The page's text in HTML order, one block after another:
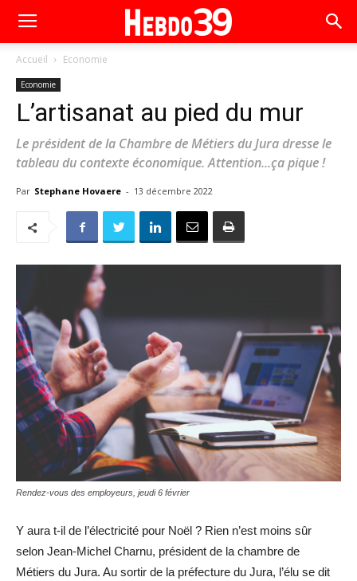
Accueil Economie
Economie
L’artisanat au pied du mur
Le président de la Chambre de Métiers du Jura dresse le
tableau du contexte économique. Attention...ça pique !
Par Stephane Hovaere - 13 décembre 2022
Rendez-vous des employeurs, jeudi 6 février
Y aura t-il de l’électricité pour Noël ? Rien n’est moins sûr
selon Jean-Michel Charnu, président de la chambre de
Métiers du Jura. Au sortir de la préfecture du Jura, l’élu se dit